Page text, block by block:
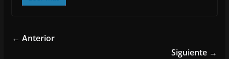
o
← Anterior
Siguiente →